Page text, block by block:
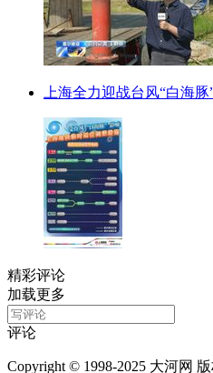
上海全力迎战台风“白海
精彩评论
加载更多
评论
Copyright © 1998-2025 大河网